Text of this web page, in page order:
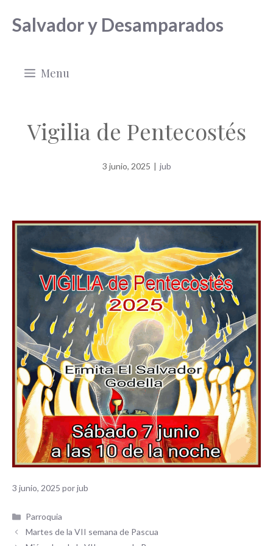
Salvador y Desamparados
Menu
Vigilia de Pentecostés
3 junio, 2025 | jub
3 junio, 2025 porjub
Categorías
Parroquia
Martes de la VII semana de Pascua